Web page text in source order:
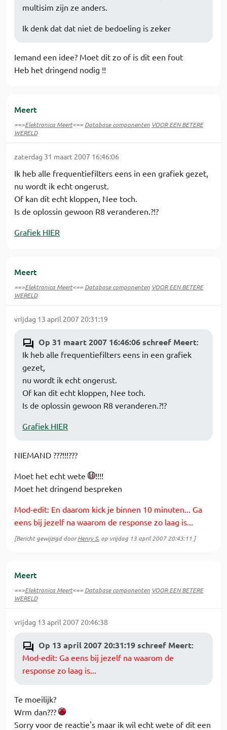
multisim zijn ze anders.
Ik denk dat dat niet de bedoeling is zeker
Iemand een idee? Moet dit zo of is dit een fout
Heb het dringend nodig !!
Meert
==>Elektronica Meert<==Database componenten VOOR EEN BETERE
WERELD
zaterdag 31 maart 2007 16:46:06
Ik heb alle frequentiefilters eens in een grafiek gezet,
nu wordt ik echt ongerust.
Of kan dit echt kloppen, Nee toch.
Is de oplossin gewoon R8 veranderen.?!?
Grafiek HIER
Meert
==>Elektronica Meert<==Database componenten VOOR EEN BETERE
WERELD
vrijdag 13 april 2007 20:31:19
Op 31 maart 2007 16:46:06 schreef Meert:
Ik heb alle frequentiefilters eens in een grafiek
gezet,
nu wordt ik echt ongerust.
Of kan dit echt kloppen, Nee toch.
Is de oplossin gewoon R8 veranderen.?!?
Grafiek HIER
NIEMAND ???!!!???
Moet het echt wete
!!!!
Moet het dringend bespreken
Mod-edit: En daarom kick je binnen 10 minuten... Ga
eens bij jezelf na waarom de response zo laag is...
[Bericht gewijzigd doorHenry S. op vrijdag 13 april 2007 20:43:11 ]
Meert
==>Elektronica Meert<==Database componenten VOOR EEN BETERE
WERELD
vrijdag 13 april 2007 20:46:38
Op 13 april 2007 20:31:19 schreef Meert:
Mod-edit: Ga eens bij jezelf na waarom de
response zo laag is...
Te moeilijk?
Wrm dan???
Sorry voor de reactie's maar ik wil echt wete of dit een